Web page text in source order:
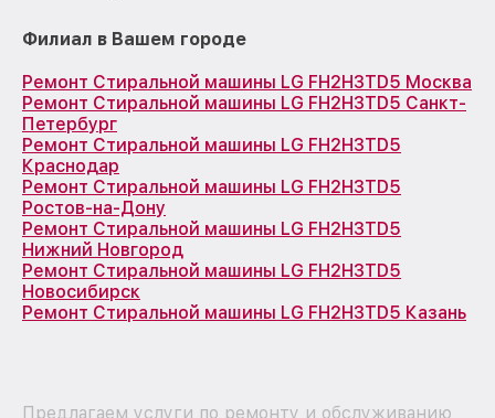
Филиал в Вашем городе
Ремонт Стиральной машины LG FH2H3TD5 Москва
Ремонт Стиральной машины LG FH2H3TD5 Санкт-
Петербург
Ремонт Стиральной машины LG FH2H3TD5
Краснодар
Ремонт Стиральной машины LG FH2H3TD5
Ростов-на-Дону
Ремонт Стиральной машины LG FH2H3TD5
Нижний Новгород
Ремонт Стиральной машины LG FH2H3TD5
Новосибирск
Ремонт Стиральной машины LG FH2H3TD5 Казань
Предлагаем услуги по ремонту и обслуживанию